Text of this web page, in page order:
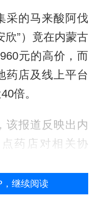
采的马来酸阿伐
欣”）竟在内蒙古
元的高价，而
药店及线上平台
倍。
该报道反映出内
药店对相关协
点协议要求和公
继续阅读